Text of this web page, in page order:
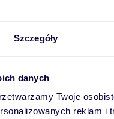
Szczegóły
danych
Twoje
reklam i